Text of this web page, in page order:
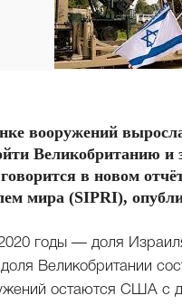
вооружений
Великобританию и
в новом
мира (SIPRI),
годы — доля
доля Великобритании
остаются США с